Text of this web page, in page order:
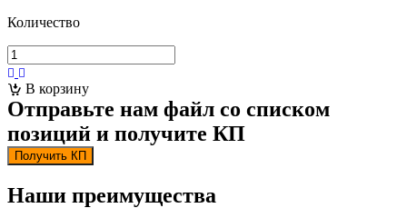
Количество
В корзину
Отправьте нам файл со списком
позиций и получите КП
Получить КП
Наши преимущества